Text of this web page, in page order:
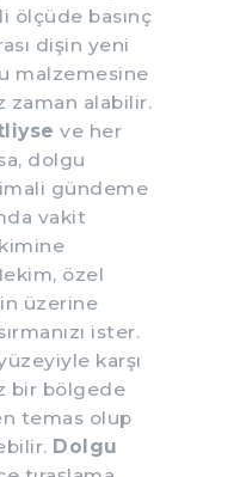
ölçüde basınç
dişin yeni
malzemesine
zaman alabilir.
ve her
dolgu
gündeme
vakit
özel
üzerine
ister.
karşı
bir bölgede
temas olup
Dolgu